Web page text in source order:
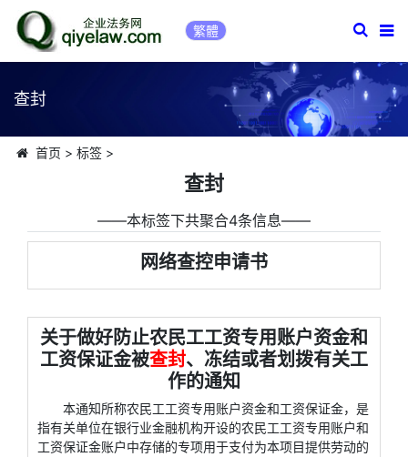
繁體
查封
首页 > 标签>
查封
――本标签下共聚合4条信息――
网络查控申请书
关于做好防止农民工工资专用账户资金和
工资保证金被查封、冻结或者划拨有关工
作的通知
本通知所称农民工工资专用账户资金和工资保证金，是
指有关单位在银行业金融机构开设的农民工工资专用账户和
工资保证金账户中存储的专项用于支付为本项目提供劳动的